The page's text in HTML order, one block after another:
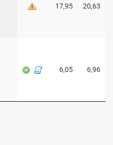
17,95 20,63
6,05 6,96